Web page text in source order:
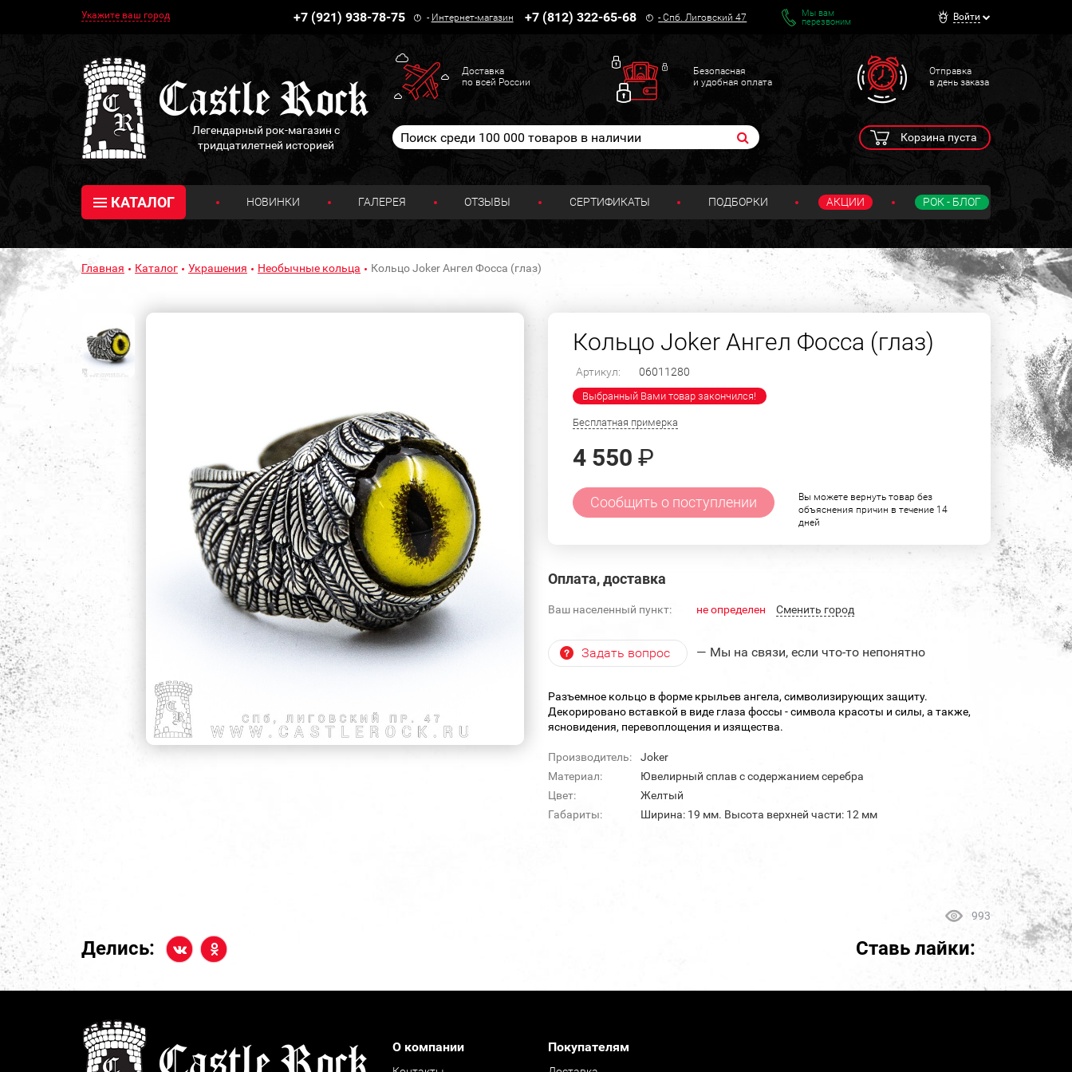
Укажите ваш город +7 (921) 938-78-75 - Интернет-магазин +7 (812) 322-65-68 -Спб. Лиговский 47
Мы вам
перезвоним
Войти
Легендарный рок-магазин с
тридцатилетней историей
Доставка
по всей России
Безопасная
и удобная оплата
Отправка
в день заказа
Корзина пуста
КАТАЛОГ НОВИНКИ ГАЛЕРЕЯ ОТЗЫВЫ СЕРТИФИКАТЫ ПОДБОРКИ АКЦИИ РОК - БЛОГ
Главная Каталог Украшения Необычные кольца Кольцо Joker Ангел Фосса (глаз)
Кольцо Joker Ангел Фосса (глаз)
Артикул: 06011280
Выбранный Вами товар закончился!
Бесплатная примерка
4 550 ₽
Сообщить о поступлении
Вы можете вернуть товар без
объяснения причин в течение 14
дней
Оплата, доставка
Ваш населенный пункт: не определен Cменить город
Задать вопрос — Мы на связи, если что-то непонятно
Разъемное кольцо в форме крыльев ангела, символизирующих защиту.
Декорировано вставкой в виде глаза фоссы - символа красоты и силы, а также,
ясновидения, перевоплощения и изящества.
Производитель:
Joker
Материал:
Ювелирный сплав с содержанием серебра
Цвет:
Желтый
Габариты:
Ширина: 19 мм. Высота верхней части: 12 мм
993
Делись: Ставь лайки:
О компании Покупателям